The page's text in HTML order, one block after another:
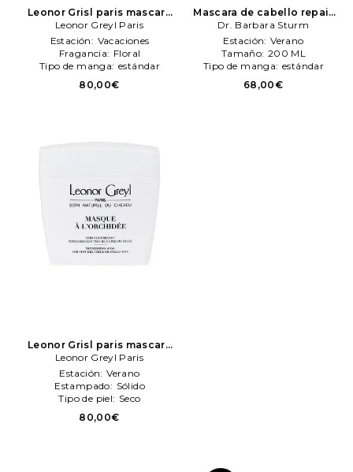
Leonor Grisl paris mascara
de cabello masque fleurs
de jasmen en color belleza:
Leonor Greyl Paris
Leonor Greyl Paris
Estación: Vacaciones
Fragancia: Floral
Tipo de manga: estándar
80,00€
Mascara de cabello repair
en color belleza: N/A
Barbara Sturm
Dr. Barbara Sturm
Estación: Verano
Tamaño: 200 ML
Tipo de manga: estándar
68,00€
Leonor Grisl paris mascara
de cabello masque
orchidee en color belleza:
N/A Leonor Greyl Paris
Leonor Greyl Paris
Estación: Verano
Estampado: Sólido
Tipo de piel: Seco
80,00€